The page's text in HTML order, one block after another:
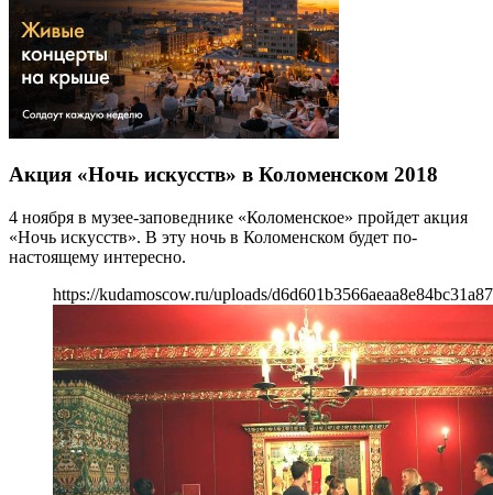
Акция «Ночь искусств» в Коломенском 2018
4 ноября в музее-заповеднике «Коломенское» пройдет акция
«Ночь искусств». В эту ночь в Коломенском будет по-
настоящему интересно.
https://kudamoscow.ru/uploads/